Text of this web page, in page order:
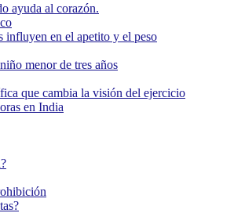
ayuda al corazón.
influyen en el apetito y el peso
menor de tres años
que cambia la visión del ejercicio
en India